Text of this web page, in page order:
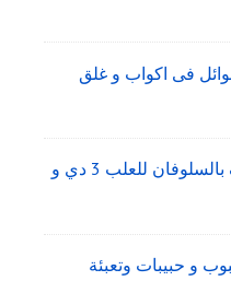
فى اكواب و غلق
8 – ماكينات التغليف بالسلوفان للعلب 3 دي و
و حبيبات وتعبئة